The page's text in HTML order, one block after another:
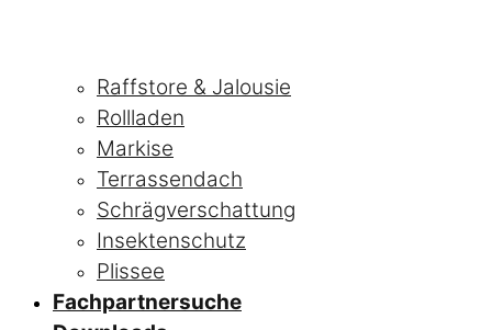
Raffstore & Jalousie
Rollladen
Markise
Terrassendach
Schrägverschattung
Insektenschutz
Plissee
Fachpartnersuche